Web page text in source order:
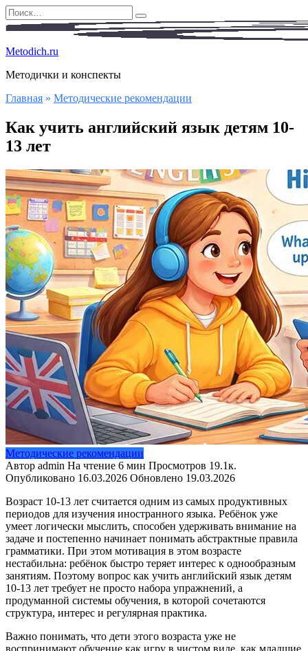
Перейти
к
Search
for:
Metodich.ru
Методички и конспекты
Главная » Методические рекомендации
Как учить английский язык детям 10-
13 лет
Методические рекомендации
Автор admin На чтение 6 мин Просмотров 19.1к.
Опубликовано 16.03.2026 Обновлено 19.03.2026
Возраст 10-13 лет считается одним из самых продуктивных
периодов для изучения иностранного языка. Ребёнок уже
умеет логически мыслить, способен удерживать внимание на
задаче и постепенно начинает понимать абстрактные правила
грамматики. При этом мотивация в этом возрасте
нестабильна: ребёнок быстро теряет интерес к однообразным
занятиям. Поэтому вопрос как учить английский язык детям
10-13 лет требует не просто набора упражнений, а
продуманной системы обучения, в которой сочетаются
структура, интерес и регулярная практика.
Важно понимать, что дети этого возраста уже не
воспринимают обучение как игру в чистом виде, как младшие